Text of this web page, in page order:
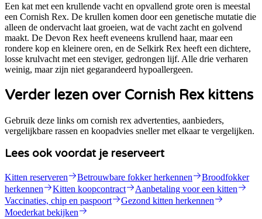
Een kat met een krullende vacht en opvallend grote oren is meestal
een Cornish Rex. De krullen komen door een genetische mutatie die
alleen de ondervacht laat groeien, wat de vacht zacht en golvend
maakt. De Devon Rex heeft eveneens krullend haar, maar een
rondere kop en kleinere oren, en de Selkirk Rex heeft een dichtere,
losse krulvacht met een steviger, gedrongen lijf. Alle drie verharen
weinig, maar zijn niet gegarandeerd hypoallergeen.
Verder lezen over Cornish Rex kittens
Gebruik deze links om cornish rex advertenties, aanbieders,
vergelijkbare rassen en koopadvies sneller met elkaar te vergelijken.
Lees ook voordat je reserveert
Kitten reserveren Betrouwbare fokker herkennen
Broodfokker
herkennen
Kitten koopcontract
Aanbetaling voor een kitten
Vaccinaties, chip en paspoort
Gezond kitten herkennen
Moederkat bekijken